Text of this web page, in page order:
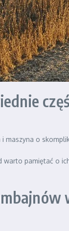
maszyna o
pamiętać o